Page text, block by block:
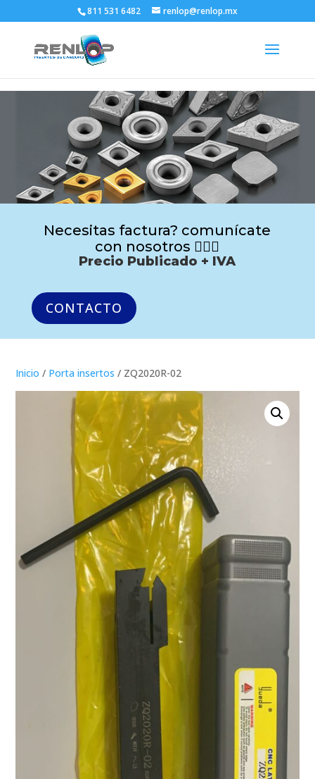
811 531 6482 renlop@renlop.mx
Necesitas factura? comunícate
con nosotros 🙋🏻‍♂️
Precio Publicado + IVA
CONTACTO
Inicio / Porta insertos / ZQ2020R-02